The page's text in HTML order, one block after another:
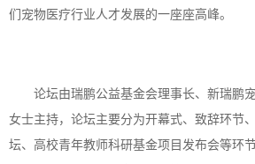
们宠物医疗行业人才发展的一座座高峰。
论坛由瑞鹏公益基金会理事长、新瑞鹏
女士主持，论坛主要分为开幕式、致辞环节
坛、高校青年教师科研基金项目发布会等环